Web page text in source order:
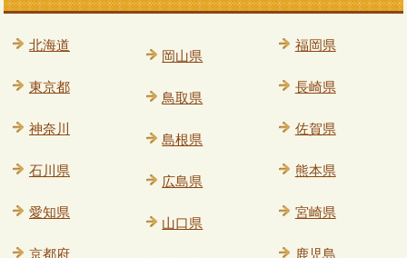
北海道
東京都
神奈川
石川県
愛知県
京都府
岡山県
鳥取県
島根県
広島県
山口県
福岡県
長崎県
佐賀県
熊本県
宮崎県
鹿児島